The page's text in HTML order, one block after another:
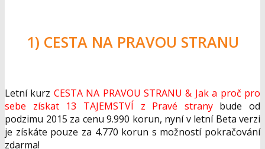
1) CESTA NA PRAVOU STRANU
Letní kurz CESTA NA PRAVOU STRANU & Jak a proč pro
sebe získat 13 TAJEMSTVÍ z Pravé stranybude od
podzimu 2015 za cenu 9.990 korun, nyní v letní Beta verzi
je získáte pouze za 4.770 korun s možností pokračování
zdarma!